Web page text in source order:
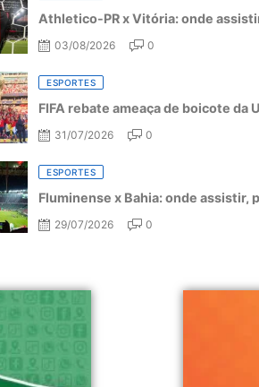
Athletico-PR x Vitória: onde
03/08/2026 0
ESPORTES
FIFA rebate ameaça de boicote da
31/07/2026 0
ESPORTES
Fluminense x Bahia: onde assistir,
29/07/2026 0